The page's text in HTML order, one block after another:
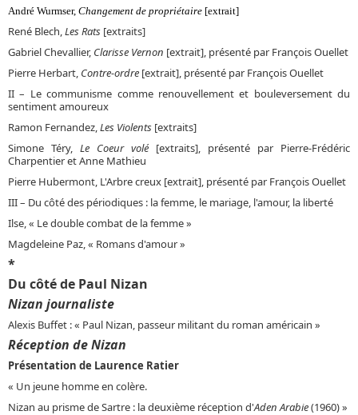
André Wurmser, Changement de propriétaire [extrait]
René Blech,Les Rats [extraits]
Gabriel Chevallier, Clarisse Vernon [extrait], présenté par François Ouellet
Pierre Herbart, Contre-ordre [extrait], présenté par François Ouellet
II – Le communisme comme renouvellement et bouleversement du
sentiment amoureux
Ramon Fernandez,Les Violents [extraits]
Simone Téry, Le Coeur volé [extraits], présenté par Pierre-Frédéric
Charpentier et Anne Mathieu
Pierre Hubermont, L'Arbre creux [extrait], présenté par François Ouellet
III – Du côté des périodiques : la femme, le mariage, l'amour, la liberté
Ilse, « Le double combat de la femme »
Magdeleine Paz, « Romans d'amour »
*
Du côté de Paul Nizan
Nizan journaliste
Alexis Buffet : « Paul Nizan, passeur militant du roman américain »
Réception de Nizan
Présentation de Laurence Ratier
« Un jeune homme en colère.
Nizan au prisme de Sartre : la deuxième réception d'Aden Arabie(1960) »